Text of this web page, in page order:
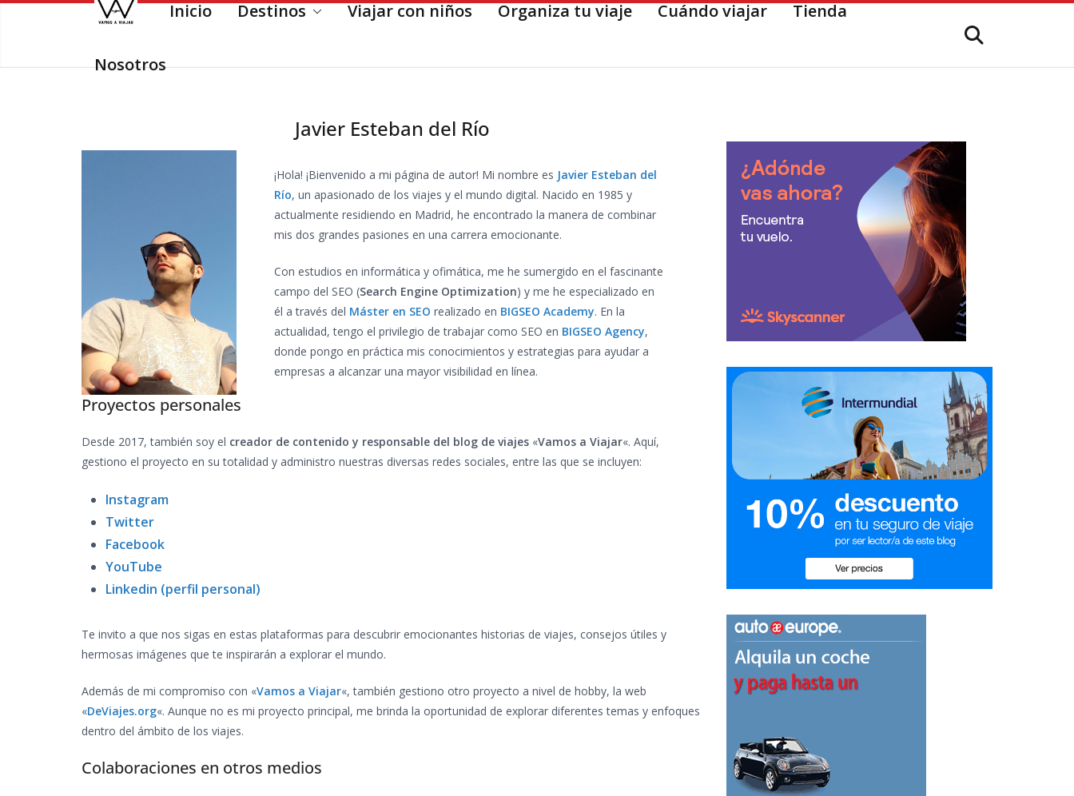
Inicio Destinos Viajar con niños Organiza tu viaje Cuándo viajar Tienda
Nosotros
Javier Esteban del Río
¡Hola! ¡Bienvenido a mi página de autor! Mi nombre es Javier Esteban del
Río, un apasionado de los viajes y el mundo digital. Nacido en 1985 y
actualmente residiendo en Madrid, he encontrado la manera de combinar
mis dos grandes pasiones en una carrera emocionante.
Con estudios en informática y ofimática, me he sumergido en el fascinante
campo del SEO (Search Engine Optimization) y me he especializado en
él a través del Máster en SEO realizado en BIGSEO Academy. En la
actualidad, tengo el privilegio de trabajar como SEO en BIGSEO Agency,
donde pongo en práctica mis conocimientos y estrategias para ayudar a
empresas a alcanzar una mayor visibilidad en línea.
Proyectos personales
Desde 2017, también soy el creador de contenido y responsable del blog de viajes «Vamos a Viajar«. Aquí,
gestiono el proyecto en su totalidad y administro nuestras diversas redes sociales, entre las que se incluyen:
Instagram
Twitter
Facebook
YouTube
Linkedin (perfil personal)
Te invito a que nos sigas en estas plataformas para descubrir emocionantes historias de viajes, consejos útiles y
hermosas imágenes que te inspirarán a explorar el mundo.
Además de mi compromiso con «Vamos a Viajar«, también gestiono otro proyecto a nivel de hobby, la web
«DeViajes.org«. Aunque no es mi proyecto principal, me brinda la oportunidad de explorar diferentes temas y enfoques
dentro del ámbito de los viajes.
Colaboraciones en otros medios